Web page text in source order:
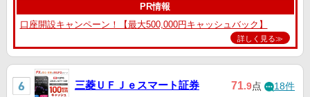
PR情報
口座開設キャンペーン！【最大500,000円キャッシュバック】
詳しく見る≫
三菱ＵＦＪｅスマート証券 71.9点 18件